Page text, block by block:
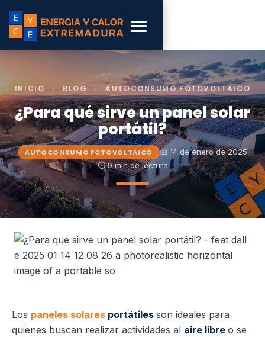
INICIO › BLOG › AUTOCONSUMO FOTOVOLTAICO
¿Para qué sirve un panel solar
portátil?
AUTOCONSUMO FOTOVOLTAICO
📅 14 de enero de 2025
⏱ 9 min de lectura
Los paneles solares portátiles son ideales para
quienes buscan realizar actividades al aire libre o se